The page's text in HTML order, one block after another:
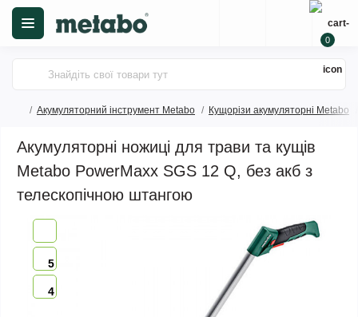
0
Акумуляторний інструмент Metabo Кущорізи акумуляторні Metabo
Акумуляторні ножиці для трави та кущів
Metabo PowerMaxx SGS 12 Q, без акб з
телескопічною штангою
5
4